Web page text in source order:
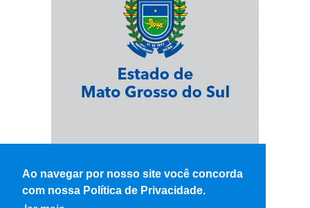
Ao navegar por nosso site você concorda
com nossa Política de Privacidade.